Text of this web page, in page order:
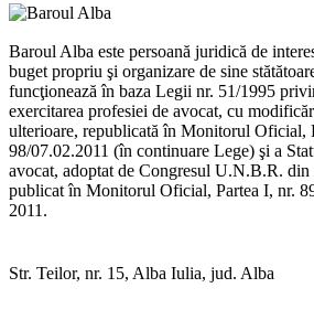
Baroul Alba este persoană juridică de
buget propriu şi organizare de sine
funcţionează în baza Legii nr. 51/1995
exercitarea profesiei de avocat, cu
ulterioare, republicată în Monitorul Oficial,
98/07.02.2011 (în continuare Lege) şi a
avocat, adoptat de Congresul U.N.B.R. din
publicat în Monitorul Oficial, Partea I, nr.
2011.
Str. Teilor, nr. 15, Alba Iulia, jud. Alba